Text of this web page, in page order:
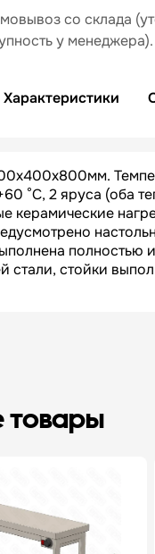
со склада
у менеджера).
Характеристики
°C, 2 яруса (оба
керамические
полностью
стали, стойки
товары